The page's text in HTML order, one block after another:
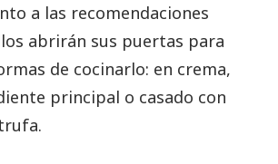
a las recomendaciones
abrirán sus puertas para
de cocinarlo: en crema,
principal o casado con